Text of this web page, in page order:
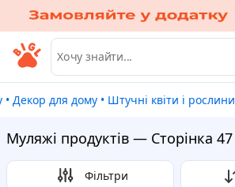
• Декор для дому • Штучні квіти і рослини
Муляжі продуктів — Сторінка 47
Фільтри